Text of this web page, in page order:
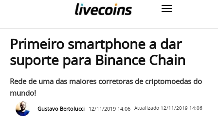
Primeiro smartphone a dar
suporte para Binance Chain
Rede de uma das maiores corretoras de criptomoedas do
mundo!
Gustavo Bertolucci 12/11/2019 14:06 Atualizado 12/11/2019 14:06